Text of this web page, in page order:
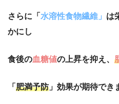
さらに「 水溶性食物繊維」 は
かにし
食後の血糖値の上昇を抑え、
「 肥満予防」効果が期待でき